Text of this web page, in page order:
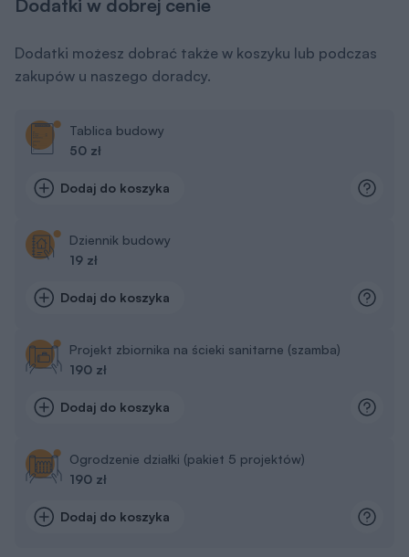
Dodatki w dobrej cenie
Dodatki możesz dobrać także w koszyku lub podczas
zakupów u naszego doradcy.
Tablica budowy
50 zł
Dodaj do koszyka
Dziennik budowy
19 zł
Dodaj do koszyka
Projekt zbiornika na ścieki sanitarne (szamba)
190 zł
Dodaj do koszyka
Ogrodzenie działki (pakiet 5 projektów)
190 zł
Dodaj do koszyka